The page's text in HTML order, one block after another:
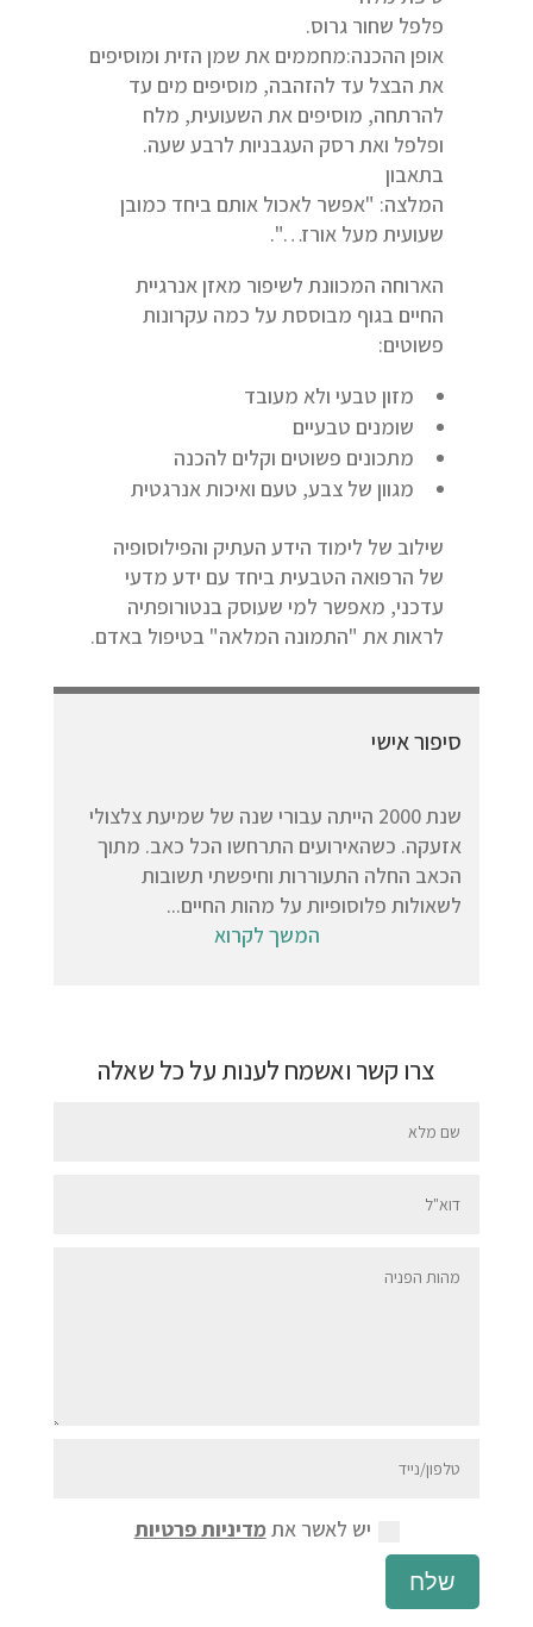
פלפל שחור גרוס.
אופן ההכנה:מחממים את שמן הזית ומוסיפים
את הבצל עד להזהבה, מוסיפים מים עד
להרתחה, מוסיפים את השעועית, מלח
ופלפל ואת רסק העגבניות לרבע שעה.
בתאבון
המלצה: "אפשר לאכול אותם ביחד כמובן
שעועית מעל אורז…".
הארוחה המכוונת לשיפור מאזן אנרגיית
החיים בגוף מבוססת על כמה עקרונות
פשוטים:
מזון טבעי ולא מעובד
שומנים טבעיים
מתכונים פשוטים וקלים להכנה
מגוון של צבע, טעם ואיכות אנרגטית
שילוב של לימוד הידע העתיק והפילוסופיה
של הרפואה הטבעית ביחד עם ידע מדעי
עדכני, מאפשר למי שעוסק בנטורופתיה
לראות את "התמונה המלאה" בטיפול באדם.
סיפור אישי
שנת 2000 הייתה עבורי שנה של שמיעת צלצולי
אזעקה. כשהאירועים התרחשו הכל כאב. מתוך
הכאב החלה התעוררות וחיפשתי תשובות
לשאולות פלוסופיות על מהות החיים...
המשך לקרוא
צרו קשר ואשמח לענות על כל שאלה
יש לאשר את מדיניות פרטיות
שלח